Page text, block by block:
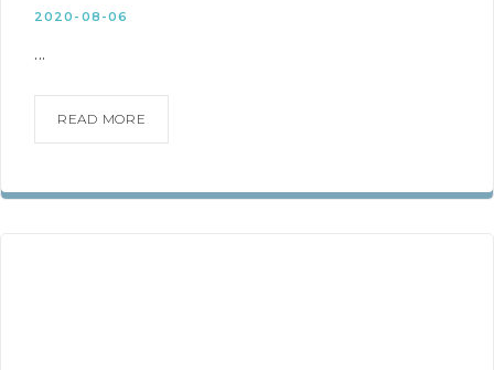
2020-08-06
...
READ MORE